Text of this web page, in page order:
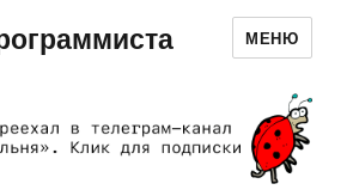
МЕНЮ